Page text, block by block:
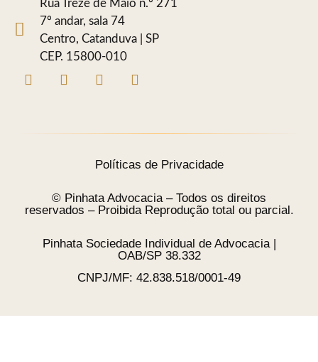
Rua Treze de Maio n.º 271
7º andar, sala 74
Centro, Catanduva | SP
CEP. 15800-010
Políticas de Privacidade
© Pinhata Advocacia – Todos os direitos
reservados – Proibida Reprodução total ou parcial.
Pinhata Sociedade Individual de Advocacia |
OAB/SP 38.332
CNPJ/MF: 42.838.518/0001-49